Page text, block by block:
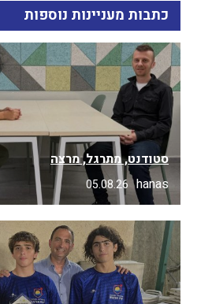
כתבות מעניינות נוספות
סטודנט, מתרגל, מרצה
hanas
05.08.26